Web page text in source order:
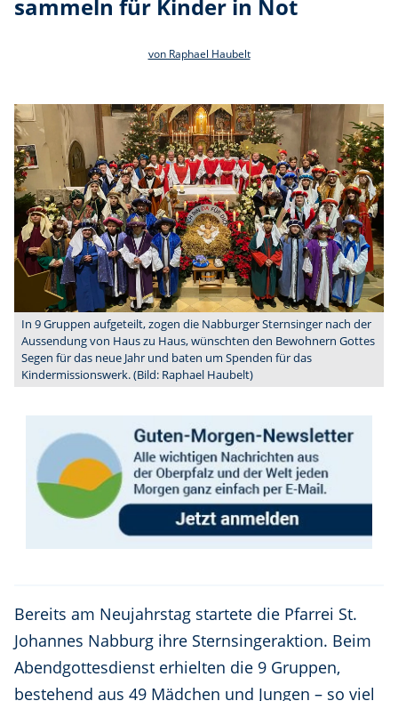
sammeln für Kinder in Not
von Raphael Haubelt
In 9 Gruppen aufgeteilt, zogen die Nabburger Sternsinger nach der
Aussendung von Haus zu Haus, wünschten den Bewohnern Gottes
Segen für das neue Jahr und baten um Spenden für das
Kindermissionswerk. (Bild: Raphael Haubelt)
Bereits am Neujahrstag startete die Pfarrei St.
Johannes Nabburg ihre Sternsingeraktion. Beim
Abendgottesdienst erhielten die 9 Gruppen,
bestehend aus 49 Mädchen und Jungen – so viel